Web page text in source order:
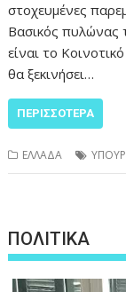
στοχευμένες
Βασικός πυλώνας
είναι το
θα ξεκινήσει…
ΠΕΡΙΣΣΌΤΕΡΑ
ΕΛΛΑΔΑ
ΠΟΛΙΤΙΚΑ